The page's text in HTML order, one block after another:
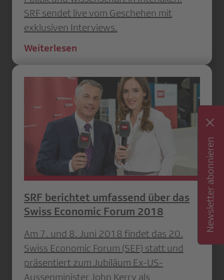
SRF sendet live vom Geschehen mit
exklusiven Interviews.
Weiterlesen
SRF berichtet umfassend über das
Swiss Economic Forum 2018
Am 7. und 8. Juni 2018 findet das 20.
Swiss Economic Forum (SEF) statt und
präsentiert zum Jubiläum Ex-US-
Aussenminister John Kerry als
Newsletter abonnieren